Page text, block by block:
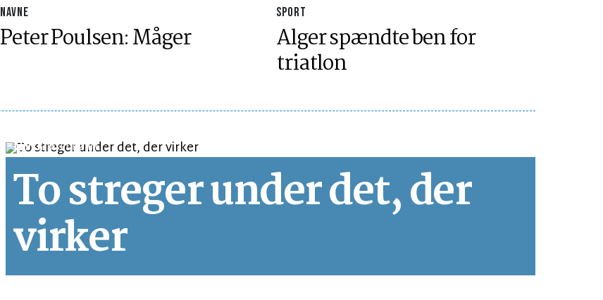
NAVNE
Peter Poulsen: Måger
SPORT
Alger spændte ben for
triatlon
LEDERLÆSETID 2 MIN.
To streger under det, der
virker